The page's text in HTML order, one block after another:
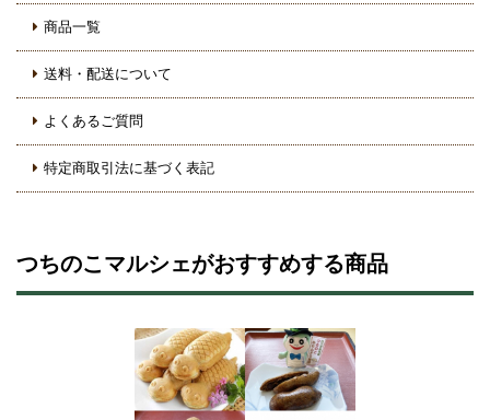
商品一覧
送料・配送について
よくあるご質問
特定商取引法に基づく表記
つちのこマルシェがおすすめする商品